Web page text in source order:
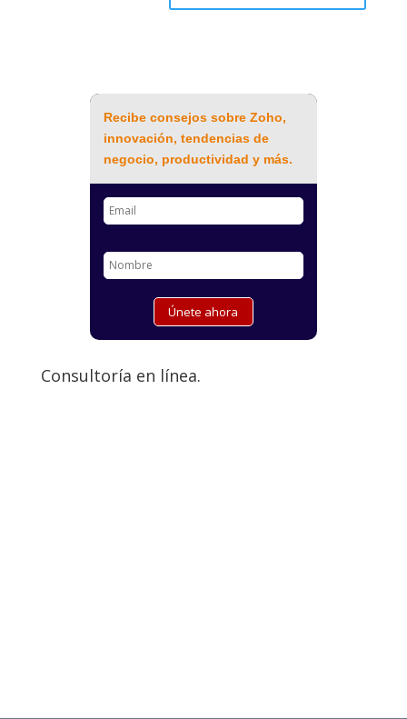
Recibe consejos sobre Zoho,
innovación, tendencias de
negocio, productividad y más.
Consultoría en línea.